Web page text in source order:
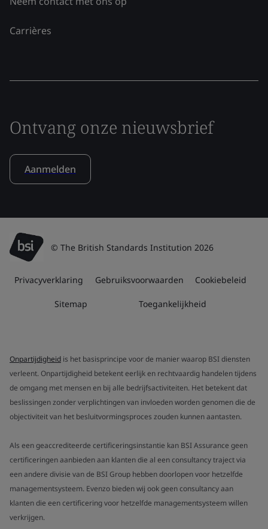
Carrières
Ontvang onze nieuwsbrief
Aanmelden
© The British Standards Institution 2026
Privacyverklaring Gebruiksvoorwaarden Cookiebeleid
Sitemap Toegankelijkheid
Onpartijdigheid is het basisprincipe voor de manier waarop BSI diensten
verleent. Onpartijdigheid betekent eerlijk en rechtvaardig handelen tijdens
de omgang met mensen en bij alle bedrijfsactiviteiten. Het betekent dat
beslissingen zonder verplichtingen van invloeden worden genomen die de
objectiviteit van het besluitvormingsproces zouden kunnen aantasten.
Als een geaccrediteerde certificeringsinstantie kan BSI Assurance geen
certificeringen aanbieden aan klanten die al een consultancy traject via
een andere divisie van de BSI Group hebben doorlopen voor hetzelfde
managementsysteem. Evenzo bieden wij ook geen consultancy aan
klanten die een certificering voor hetzelfde managementsysteem willen
verkrijgen.